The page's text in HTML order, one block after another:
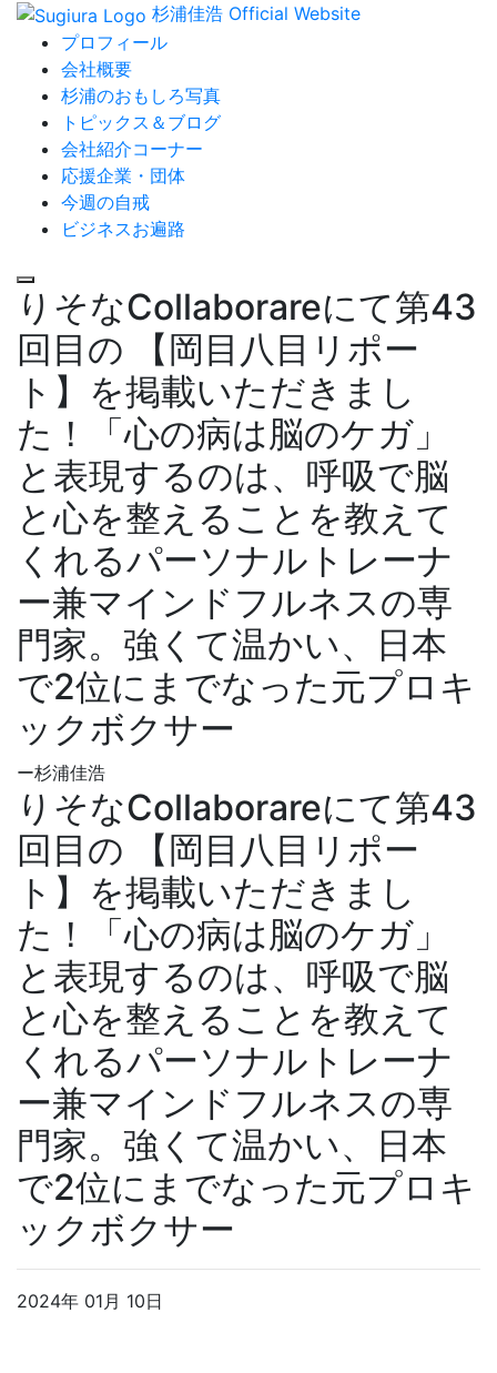
杉浦佳浩 Official Website
プロフィール
会社概要
杉浦のおもしろ写真
トピックス＆ブログ
会社紹介コーナー
応援企業・団体
今週の自戒
ビジネスお遍路
りそなCollaborareにて第43
回目の 【岡目八目リポー
ト】を掲載いただきまし
た！「心の病は脳のケガ」
と表現するのは、呼吸で脳
と心を整えることを教えて
くれるパーソナルトレーナ
ー兼マインドフルネスの専
門家。強くて温かい、日本
で2位にまでなった元プロキ
ックボクサー
ー杉浦佳浩
りそなCollaborareにて第43
回目の 【岡目八目リポー
ト】を掲載いただきまし
た！「心の病は脳のケガ」
と表現するのは、呼吸で脳
と心を整えることを教えて
くれるパーソナルトレーナ
ー兼マインドフルネスの専
門家。強くて温かい、日本
で2位にまでなった元プロキ
ックボクサー
2024年 01月 10日